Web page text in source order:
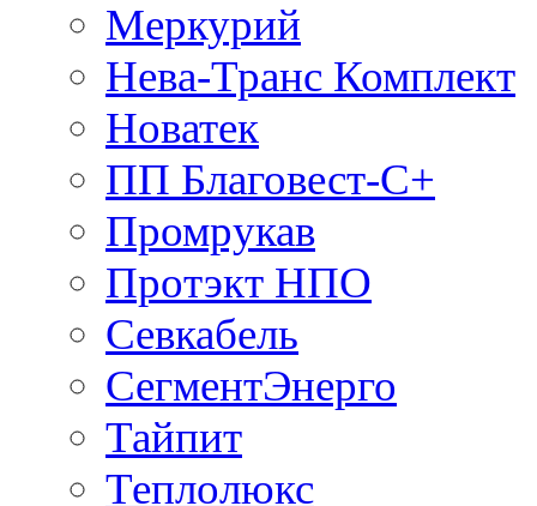
Меркурий
Нева-Транс Комплект
Новатек
ПП Благовест-С+
Промрукав
Протэкт НПО
Севкабель
СегментЭнерго
Тайпит
Теплолюкс